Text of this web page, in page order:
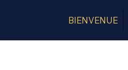
BIENVENUE